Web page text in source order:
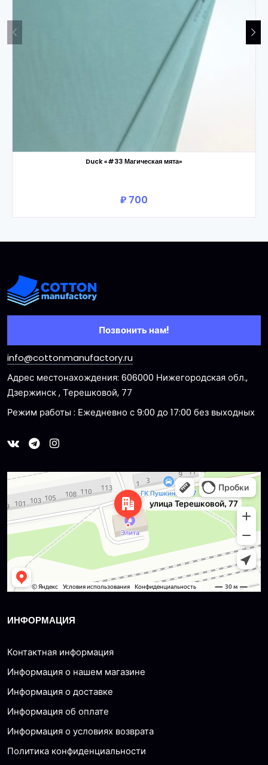
В корзину
Duck «#33 Магическая мята»
₽ 700
Позвонить нам!
info@cottonmanufactory.ru
Адрес местонахождения: 606000 Нижегородская обл.,
Дзержинск , Терешковой, 77
Режим работы : Ежедневно с 9:00 до 17:00 без выходных
Dzerzhinsk
Ulitsa Tereshkovoy, 77 — Yandex Maps
ИНФОРМАЦИЯ
Контактная информация
Информация о нашем магазине
Информация о доставке
Информация об оплате
Информация о условиях возврата
Политика конфиденциальности